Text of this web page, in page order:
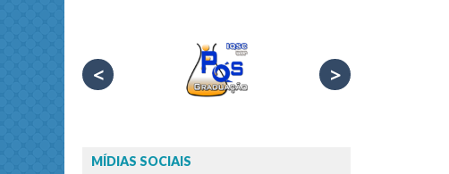
< >
MÍDIAS SOCIAIS